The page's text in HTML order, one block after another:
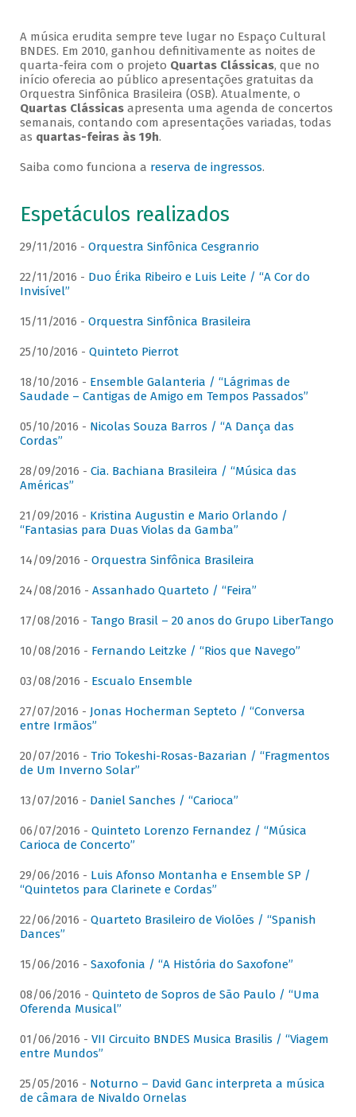
A música erudita sempre teve lugar no Espaço Cultural
BNDES. Em 2010, ganhou definitivamente as noites de
quarta-feira com o projeto Quartas Clássicas, que no
início oferecia ao público apresentações gratuitas da
Orquestra Sinfônica Brasileira (OSB). Atualmente, o
Quartas Clássicasapresenta uma agenda de concertos
semanais, contando com apresentações variadas, todas
as quartas-feiras às 19h.
Saiba como funciona a reserva de ingressos.
Espetáculos realizados
29/11/2016 - Orquestra Sinfônica Cesgranrio
22/11/2016 - Duo Érika Ribeiro e Luis Leite / “A Cor do
Invisível”
15/11/2016 - Orquestra Sinfônica Brasileira
25/10/2016 - Quinteto Pierrot
18/10/2016 - Ensemble Galanteria / “Lágrimas de
Saudade – Cantigas de Amigo em Tempos Passados”
05/10/2016 - Nicolas Souza Barros / “A Dança das
Cordas”
28/09/2016 - Cia. Bachiana Brasileira / “Música das
Américas”
21/09/2016 - Kristina Augustin e Mario Orlando /
“Fantasias para Duas Violas da Gamba”
14/09/2016 - Orquestra Sinfônica Brasileira
24/08/2016 - Assanhado Quarteto / “Feira”
17/08/2016 - Tango Brasil – 20 anos do Grupo LiberTango
10/08/2016 - Fernando Leitzke / “Rios que Navego”
03/08/2016 - Escualo Ensemble
27/07/2016 - Jonas Hocherman Septeto / “Conversa
entre Irmãos”
20/07/2016 - Trio Tokeshi-Rosas-Bazarian / “Fragmentos
de Um Inverno Solar”
13/07/2016 - Daniel Sanches / “Carioca”
06/07/2016 - Quinteto Lorenzo Fernandez / “Música
Carioca de Concerto”
29/06/2016 - Luis Afonso Montanha e Ensemble SP /
“Quintetos para Clarinete e Cordas”
22/06/2016 - Quarteto Brasileiro de Violões / “Spanish
Dances”
15/06/2016 - Saxofonia / “A História do Saxofone”
08/06/2016 - Quinteto de Sopros de São Paulo / “Uma
Oferenda Musical”
01/06/2016 - VII Circuito BNDES Musica Brasilis / “Viagem
entre Mundos”
25/05/2016 - Noturno – David Ganc interpreta a música
de câmara de Nivaldo Ornelas